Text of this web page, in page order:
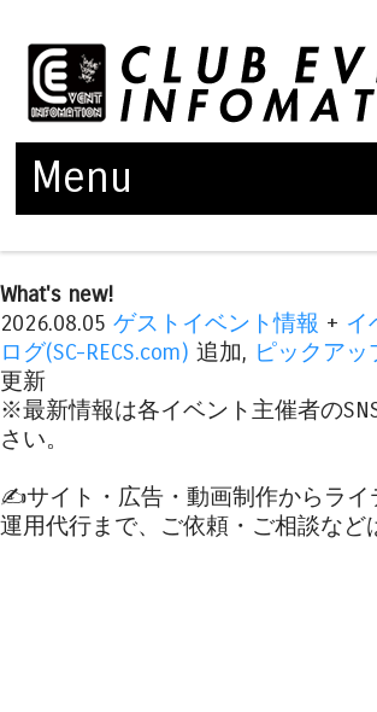
Menu
What's new!
2026.08.05 ゲストイベント情報 + イ
ログ(SC-RECS.com) 追加, ピックアッ
更新
※最新情報は各イベント主催者の
さい。
✍️サイト・広告・動画制作からライ
運用代行まで、ご依頼・ご相談など